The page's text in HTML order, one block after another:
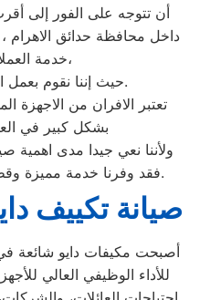
أن تتوجه على الفور إلى
داخل محافظة حدائق الاهرام
خدمة العملاء عبر الهاتف،
حيث إننا نقوم بعمل الإصلاحات داخل منزلك.
تعتبر الافران من الاجهزة
بشكل كبير في
ولأننا نعي جيدا مدى اهمية
فقد وفرنا خدمة مميزة وقطع غيار اصلية لكافة الأعطال.
صيانة تكييف
أصبحت مكيفات دايو شائعة
للأداء الوظيفي العالي